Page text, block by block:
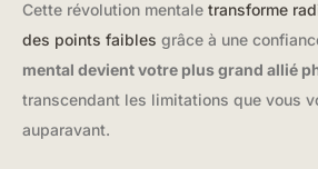
Cette révolution mentale transforme
des points faibles grâce à une
mental devient votre plus grand allié
transcendant les limitations que vous
auparavant.